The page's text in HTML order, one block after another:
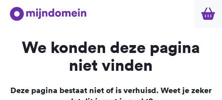
We konden deze pagina
niet vinden
Deze pagina bestaat niet of is verhuisd. Weet je zeker